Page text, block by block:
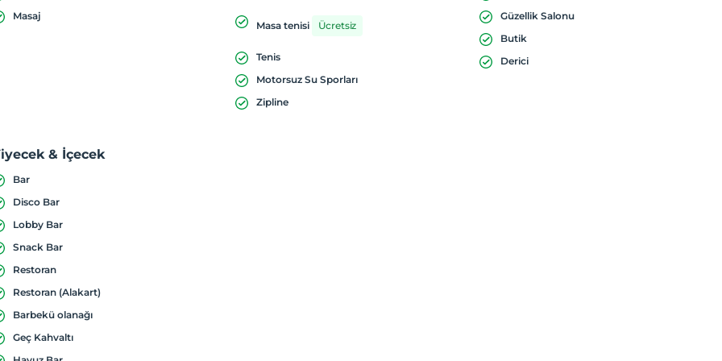
Masaj
Masa tenisi
Ücretsiz
Tenis
Motorsuz Su Sporları
Zipline
Güzellik Salonu
Butik
Derici
& İçecek
Bar
Disco Bar
Lobby Bar
Snack Bar
Restoran
Restoran (Alakart)
Barbekü olanağı
Geç Kahvaltı